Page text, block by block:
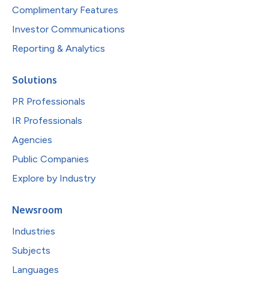
Complimentary Features
Investor Communications
Reporting & Analytics
Solutions
PR Professionals
IR Professionals
Agencies
Public Companies
Explore by Industry
Newsroom
Industries
Subjects
Languages